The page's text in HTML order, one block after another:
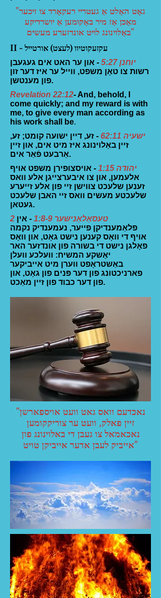
"גאָט האַלט אַ געטריי רעקאָרד צו זיכער
מאַכן אַז מיר באַקומען אַ יושרדיקע
באַלוינונג לויט אונדזערע מעשים"
II - עקזעקוטיוו (לעצט) אורטייל
יוחנן 5:27
- און ער האט אים געגעבן
רשות צו טאָן משפט, ווייל ער איז דער זון
פון מענטשן.
Revelation 22:12- And, behold, I
come quickly; and my reward is with
me, to give every man according as
his work shall be.
ישעיה 62:11
- זע, דיין ישועה קומט; זע,
זיין באַלוינונג איז מיט אים, און זיין
אַרבעט פֿאַר אים.
יהודה 1:15
- אויסצופירן משפט אויף
אלעמען, און צו איבערצייגן אלע וואס
זענען שלעכט צווישן זיי פון אלע זייערע
שלעכטע מעשים וואס זיי האבן שלעכט
געטאן.
2 טעסאַלאָנישער 1:8-9
- אין
פלאַמענדיקן פייער, נעמענדיק נקמה
אויף די וואָס קענען נישט גאָט, און וואָס
פאָלגן נישט די בשורה פון אונדזער האר
יאָשקע המשיח: וועלכע וועלן
באַשטראָפט ווערן מיט אייביקער
פארניכטונג פון דער פּנים פון גאָט, און
פון דער כבוד פון זיין מאַכט.
"נאכדעם וואס גאט וועט אויספארשן
זיין פאלק, וועט ער צוריקקומען
נאכאמאל צו געבן די באלוינונג פון
אייביק לעבן אדער אייביקן טויט"